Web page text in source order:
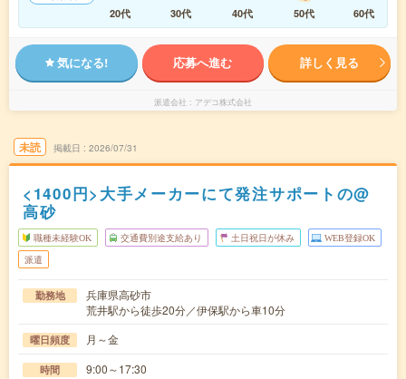
20代
30代 40代 50代 60代
気になる! 応募へ進む 詳しく見る
派遣会社 アデコ株式会社
未読 掲載日 2026/07/31
<1400円>大手メーカーにて発注サポートの@
高砂
職種未経験OK 交通費別途支給あり 土日祝日が休み WEB登録OK
派遣
勤務地
兵庫県高砂市
荒井駅から徒歩20分／伊保駅から車10分
曜日頻度 月～金
時間 9:00～17:30